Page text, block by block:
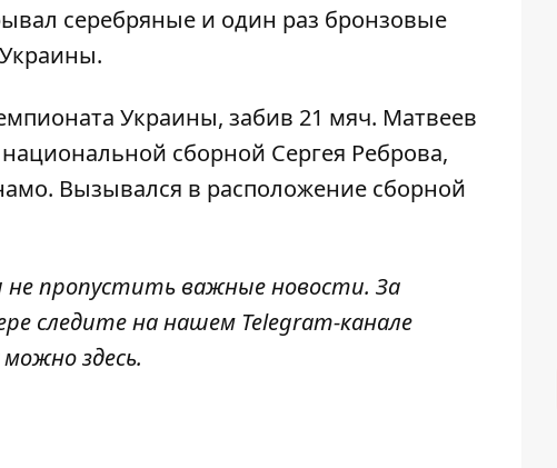
серебряные и один раз бронзовые
Украины, забив 21 мяч. Матвеев
сборной Сергея Реброва,
Вызывался в расположение сборной
пропустить важные новости. За
следите на нашем Telegram-канале
можноздесь.